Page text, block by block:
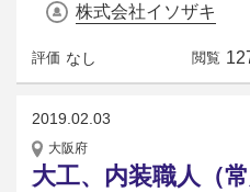
株式会社イソザキ
評価 なし 閲覧
2019.02.03
大阪府
大工、内装職人（